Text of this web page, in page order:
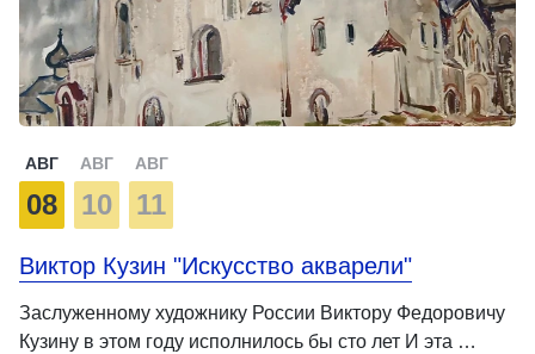
АВГ
08
АВГ
10
АВГ
11
Виктор Кузин "Искусство акварели"
Заслуженному художнику России Виктору Федоровичу
Кузину в этом году исполнилось бы сто лет И эта …